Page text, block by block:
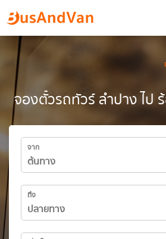
จองตั๋วรถทัวร์ ลำปาง ไป
จาก
ถึง